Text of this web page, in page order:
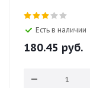
Есть в наличии
180.45 руб.